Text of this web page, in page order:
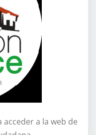
a la web de